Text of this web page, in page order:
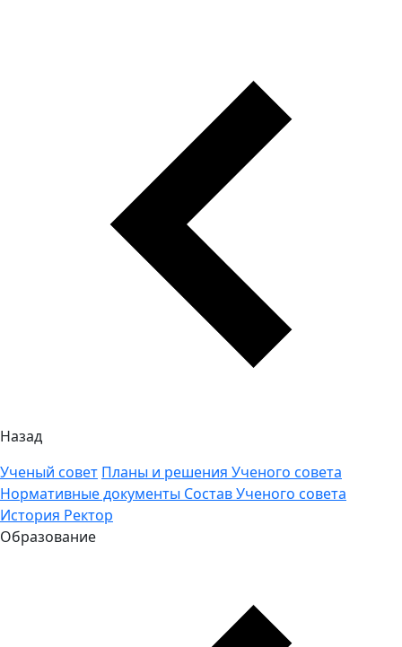
Назад
Ученый совет Планы и решения Ученого совета
Нормативные документы Состав Ученого совета
История Ректор
Образование